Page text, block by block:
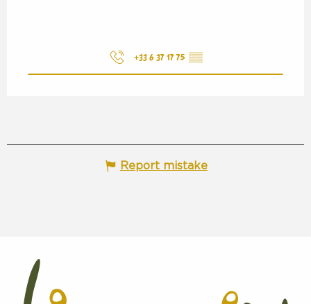
+33 6 37 17 75 ▒▒
Report mistake